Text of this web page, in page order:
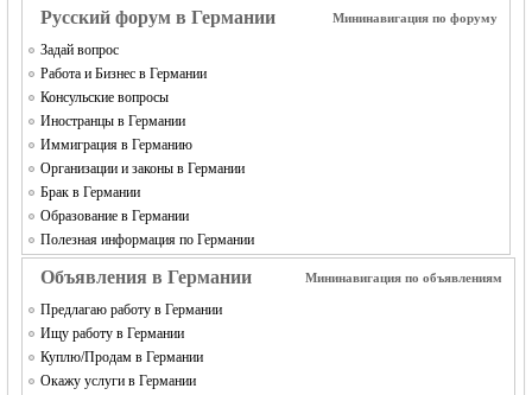
Русский форум в Германии Мининавигация по форуму
Задай вопрос
Работа и Бизнес в Германии
Консульские вопросы
Иностранцы в Германии
Иммиграция в Германию
Организации и законы в Германии
Брак в Германии
Образование в Германии
Полезная информация по Германии
Объявления в Германии Мининавигация по объявлениям
Предлагаю работу в Германии
Ищу работу в Германии
Куплю/Продам в Германии
Окажу услуги в Германии